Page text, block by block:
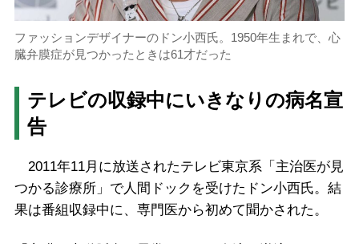
ファッションデザイナーのドン小西氏。1950年生まれで、心
臓弁膜症が見つかったときは61才だった
テレビの収録中にいきなりの病名宣
告
2011年11月に放送されたテレビ東京系「主治医が見
つかる診療所」で人間ドックを受けたドン小西氏。結
果は番組収録中に、専門医から初めて聞かされた。